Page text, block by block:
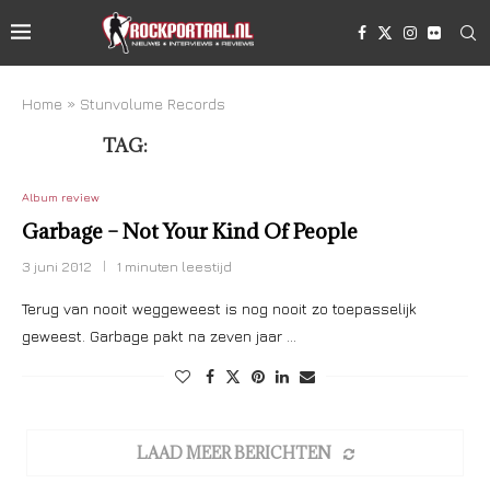
Home » Stunvolume Records
TAG:
Album review
Garbage – Not Your Kind Of People
3 juni 2012 1 minuten leestijd
Terug van nooit weggeweest is nog nooit zo toepasselijk
geweest. Garbage pakt na zeven jaar …
LAAD MEER BERICHTEN